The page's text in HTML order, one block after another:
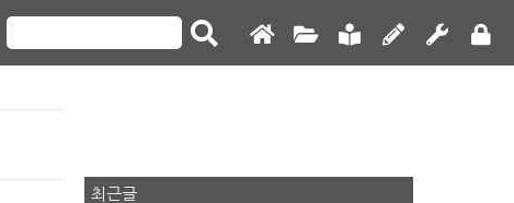
최근글